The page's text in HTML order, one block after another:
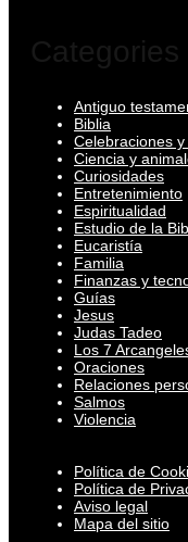
Categories
Antiguo
Biblia
Celebraciones
Ciencia y
Curiosidades
Entretenimiento
Espiritualidad
Estudio de la
Eucaristía
Familia
Finanzas y
Guías
Jesus
Judas Tadeo
Los 7
Oraciones
Relaciones
Salmos
Violencia
Política de
Política de
Aviso legal
Mapa del sitio